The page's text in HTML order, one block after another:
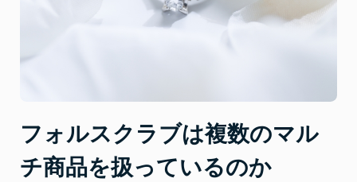
フォルスクラブは複数のマル
チ商品を扱っているのか